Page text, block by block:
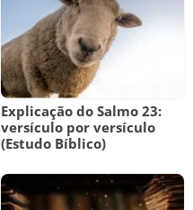
Explicação do Salmo 23:
versículo por versículo
(Estudo Bíblico)